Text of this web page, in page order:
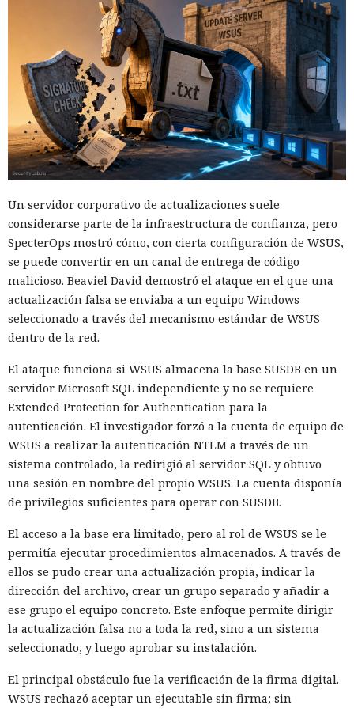
Un servidor corporativo de actualizaciones suele
considerarse parte de la infraestructura de confianza, pero
SpecterOps mostró cómo, con cierta configuración de WSUS,
se puede convertir en un canal de entrega de código
malicioso. Beaviel David demostró el ataque en el que una
actualización falsa se enviaba a un equipo Windows
seleccionado a través del mecanismo estándar de WSUS
dentro de la red.
El ataque funciona si WSUS almacena la base SUSDB en un
servidor Microsoft SQL independiente y no se requiere
Extended Protection for Authentication para la
autenticación. El investigador forzó a la cuenta de equipo de
WSUS a realizar la autenticación NTLM a través de un
sistema controlado, la redirigió al servidor SQL y obtuvo
una sesión en nombre del propio WSUS. La cuenta disponía
de privilegios suficientes para operar con SUSDB.
El acceso a la base era limitado, pero al rol de WSUS se le
permitía ejecutar procedimientos almacenados. A través de
ellos se pudo crear una actualización propia, indicar la
dirección del archivo, crear un grupo separado y añadir a
ese grupo el equipo concreto. Este enfoque permite dirigir
la actualización falsa no a toda la red, sino a un sistema
seleccionado, y luego aprobar su instalación.
El principal obstáculo fue la verificación de la firma digital.
WSUS rechazó aceptar un ejecutable sin firma; sin